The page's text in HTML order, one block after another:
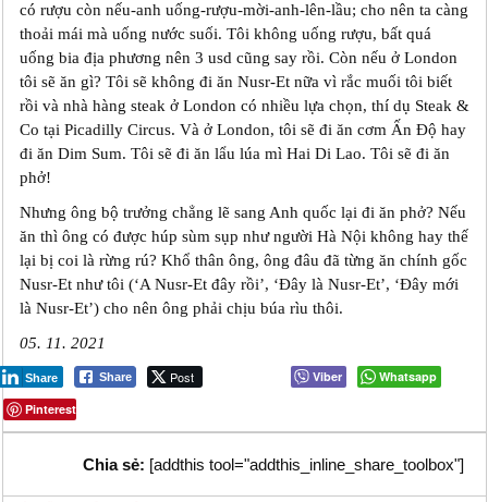
có rượu còn nếu-anh uống-rượu-mời-anh-lên-lầu; cho nên ta càng
thoải mái mà uống nước suối. Tôi không uống rượu, bất quá
uống bia địa phương nên 3 usd cũng say rồi. Còn nếu ở London
tôi sẽ ăn gì? Tôi sẽ không đi ăn Nusr-Et nữa vì rắc muối tôi biết
rồi và nhà hàng steak ở London có nhiều lựa chọn, thí dụ Steak &
Co tại Picadilly Circus. Và ở London, tôi sẽ đi ăn cơm Ấn Độ hay
đi ăn Dim Sum. Tôi sẽ đi ăn lẩu lúa mì Hai Di Lao. Tôi sẽ đi ăn
phở!
Nhưng ông bộ trưởng chẳng lẽ sang Anh quốc lại đi ăn phở? Nếu
ăn thì ông có được húp sùm sụp như người Hà Nội không hay thế
lại bị coi là rừng rú? Khổ thân ông, ông đâu đã từng ăn chính gốc
Nusr-Et như tôi (‘A Nusr-Et đây rồi’, ‘Đây là Nusr-Et’, ‘Đây mới
là Nusr-Et’) cho nên ông phải chịu búa rìu thôi.
05. 11. 2021
Share Post
Share Viber
Whatsapp
Pinterest
Chia sẻ: [addthis tool="addthis_inline_share_toolbox"]